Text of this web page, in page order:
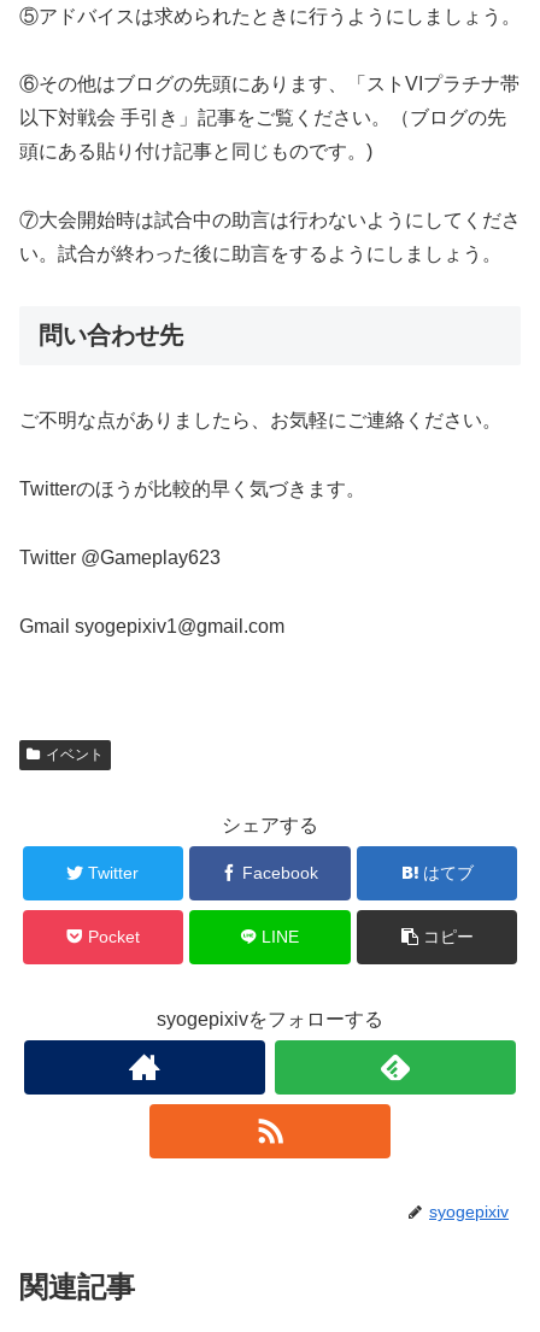
⑤アドバイスは求められたときに行うようにしましょう。
⑥その他はブログの先頭にあります、「ストVIプラチナ帯
以下対戦会 手引き」記事をご覧ください。（ブログの先
頭にある貼り付け記事と同じものです。)
⑦大会開始時は試合中の助言は行わないようにしてくださ
い。試合が終わった後に助言をするようにしましょう。
問い合わせ先
ご不明な点がありましたら、お気軽にご連絡ください。
Twitterのほうが比較的早く気づきます。
Twitter @Gameplay623
Gmail syogepixiv1@gmail.com
イベント
シェアする
Twitter Facebook はてブ
Pocket LINE コピー
syogepixivをフォローする
syogepixiv
関連記事